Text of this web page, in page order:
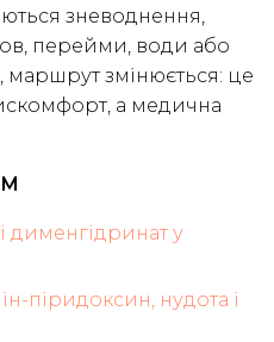
зневоднення,
перейми, води або
змінюється: це
а медична
дименгідринат у
піридоксин, нудота і